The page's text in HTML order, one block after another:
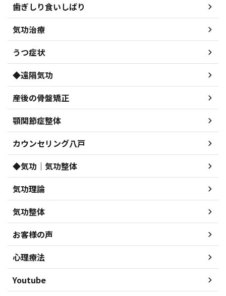
歯ぎしり食いしばり
気功治療
うつ症状
◆遠隔気功
産後の骨盤矯正
顎関節症整体
カウンセリング八戸
◆気功｜気功整体
気功理論
気功整体
お客様の声
心理療法
Youtube